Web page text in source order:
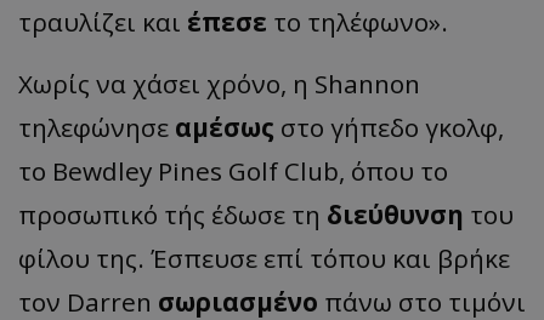
τραυλίζει και έπεσε το τηλέφωνο».
Χωρίς να χάσει χρόνο, η Shannon
τηλεφώνησε αμέσως στο γήπεδο γκολφ,
το Bewdley Pines Golf Club, όπου το
προσωπικό τής έδωσε τη διεύθυνση του
φίλου της. Έσπευσε επί τόπου και βρήκε
τον Darren σωριασμένο πάνω στο τιμόνι